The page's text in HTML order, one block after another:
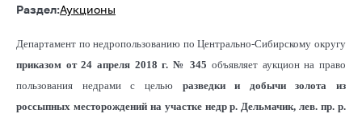
Раздел:Аукционы
Департамент по недропользованию по Центрально-Сибирскому округу
приказом от 24 апреля 2018 г. № 345 объявляет аукцион на право
пользования недрами с целью разведки и добычи золота из
россыпных месторождений на участке недр р. Дельмачик, лев. пр. р.